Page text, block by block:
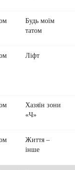
Будь моїм
татом
Ліфт
Хазяїн зони
«Ч»
Життя –
інше